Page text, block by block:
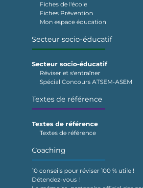
Fiches de l'école
Fiches Prévention
Mon espace éducation
Secteur socio-éducatif
Secteur socio-éducatif
Réviser et s'entraîner
Spécial Concours ATSEM-ASEM
Textes de référence
Textes de référence
Textes de référence
Coaching
10 conseils pour réviser 100 % utile !
Détendez-vous !